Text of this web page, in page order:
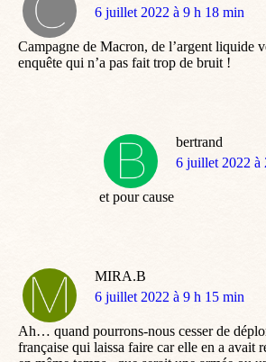
dit
6 juillet 2022 à 9 h 18 min
Campagne de Macron, de l’argent liquide
enquête qui n’a pas fait trop de bruit !
bertrand
dit
6 juillet 2022 à
et pour cause
MIRA.B
dit
6 juillet 2022 à 9 h 15 min
Ah… quand pourrons-nous cesser de
française qui laissa faire car elle en a avait